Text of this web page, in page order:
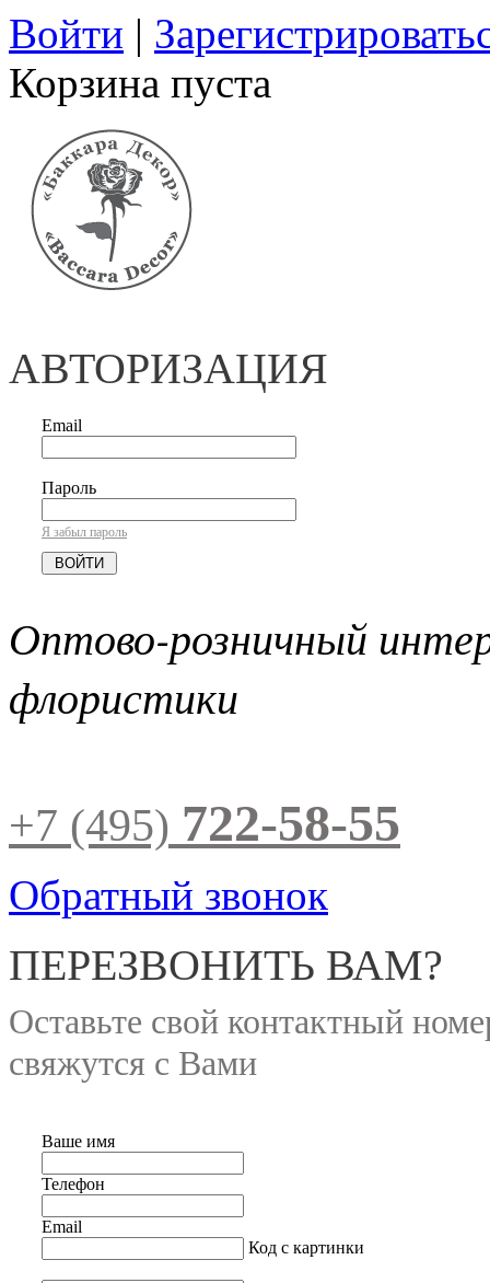
Войти |
Корзина пуста
АВТОРИЗАЦИЯ
Email
Пароль
Я забыл пароль
Оптово-розничный
флористики
+7 (495) 722-58-55
Обратный звонок
ПЕРЕЗВОНИТЬ ВАМ?
Оставьте свой контактный
свяжутся с Вами
Ваше имя
Телефон
Email
Код с картинки